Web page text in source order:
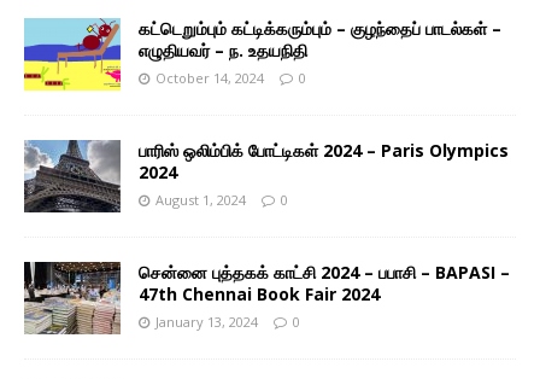
கட்டெறும்பும் கட்டிக்கரும்பும் – குழந்தைப் பாடல்கள் –
எழுதியவர் – ந. உதயநிதி
October 14, 2024 0
பாரிஸ் ஒலிம்பிக் போட்டிகள் 2024 – Paris Olympics
2024
August 1, 2024 0
சென்னை புத்தகக் காட்சி 2024 – பபாசி – BAPASI –
47th Chennai Book Fair 2024
January 13, 2024 0